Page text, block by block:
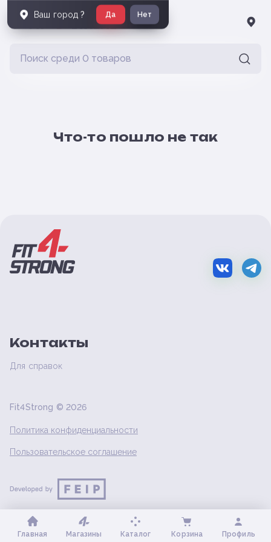
Что-то пошло не так
Контакты
Для справок
Fit4Strong © 2026
Политика конфиденциальности
Пользовательское соглашение
Главная Магазины Каталог Корзина Профиль
Ваш город ? Да Нет